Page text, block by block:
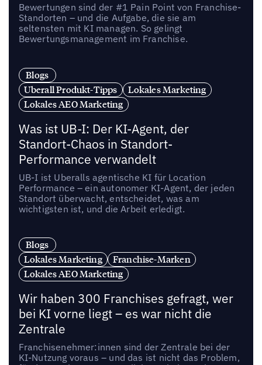
Bewertungen sind der #1 Pain Point von Franchise-
Standorten – und die Aufgabe, die sie am
seltensten mit KI managen. So gelingt
Bewertungsmanagement im Franchise.
Blogs
Uberall Produkt-Tipps
Lokales Marketing
Lokales AEO Marketing
Was ist UB-I: Der KI-Agent, der
Standort-Chaos in Standort-
Performance verwandelt
UB-I ist Uberalls agentische KI für Location
Performance – ein autonomer KI-Agent, der jeden
Standort überwacht, entscheidet, was am
wichtigsten ist, und die Arbeit erledigt.
Blogs
Lokales Marketing
Franchise-Marken
Lokales AEO Marketing
Wir haben 300 Franchises gefragt, wer
bei KI vorne liegt – es war nicht die
Zentrale
Franchisenehmer:innen sind der Zentrale bei der
KI-Nutzung voraus – und das ist nicht das Problem,